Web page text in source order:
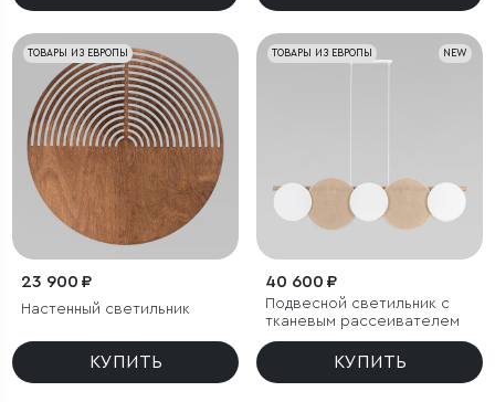
ТОВАРЫ ИЗ ЕВРОПЫ
23 900 ₽
Настенный светильник
КУПИТЬ
NEW
ТОВАРЫ ИЗ ЕВРОПЫ
40 600 ₽
Подвесной светильник с
тканевым рассеивателем
КУПИТЬ